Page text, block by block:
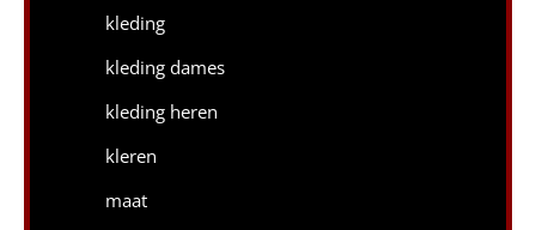
kleding
kleding dames
kleding heren
kleren
maat